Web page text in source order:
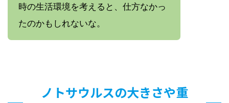
時の生活環境を考えると、仕方なかっ
たのかもしれないな。
ノトサウルスの大きさや重